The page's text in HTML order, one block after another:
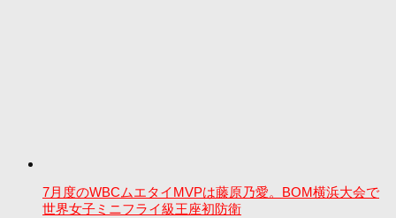
7月度のWBCムエタイMVPは藤原乃愛。BOM横浜大会で
世界女子ミニフライ級王座初防衛